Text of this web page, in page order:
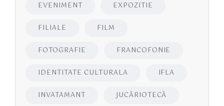
EVENIMENT EXPOZITIE
FILIALE FILM
FOTOGRAFIE FRANCOFONIE
IDENTITATE CULTURALA IFLA
INVATAMANT JUCĂRIOTECĂ